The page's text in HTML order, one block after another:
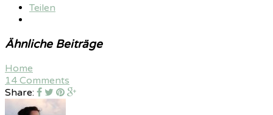
Teilen
Ähnliche Beiträge
Home
14 Comments
Share: